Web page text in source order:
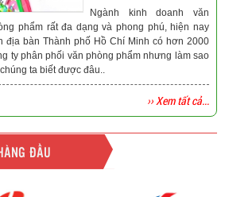
Ngành kinh doanh văn
phẩm rất đa dạng và phong phú, hiện nay
địa bàn Thành phố Hồ Chí Minh có hơn 2000
ty phân phối văn phòng phẩm nhưng làm sao
ta biết được đâu..
›› Xem tất cả...
ĐẦU